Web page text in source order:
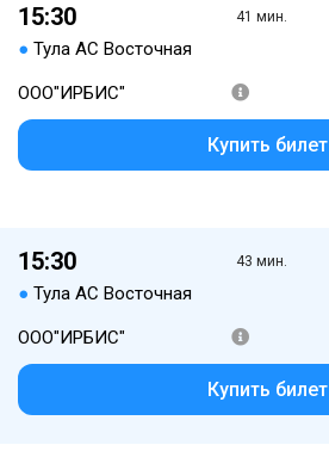
15:30
● Тула АС Восточная
41 мин.
ООО"ИРБИС"
Купить билет
15:30
● Тула АС Восточная
43 мин.
ООО"ИРБИС"
Купить билет